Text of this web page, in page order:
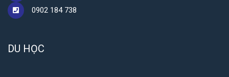
0902 184 738
DU HỌC